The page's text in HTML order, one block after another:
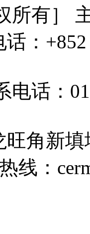
所有］
+852
电话：
角新
线：